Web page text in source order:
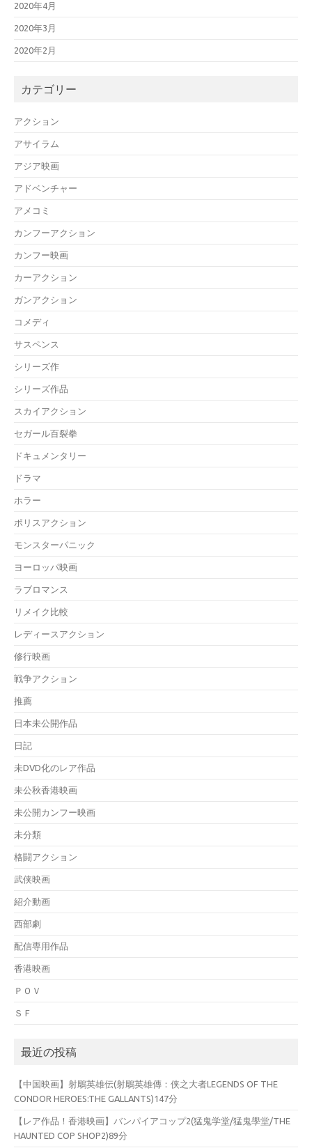
2020年4月
2020年3月
2020年2月
カテゴリー
アクション
アサイラム
アジア映画
アドベンチャー
アメコミ
カンフーアクション
カンフー映画
カーアクション
ガンアクション
コメディ
サスペンス
シリーズ作
シリーズ作品
スカイアクション
セガール百裂拳
ドキュメンタリー
ドラマ
ホラー
ポリスアクション
モンスターパニック
ヨーロッパ映画
ラブロマンス
リメイク比較
レディースアクション
修行映画
戦争アクション
推薦
日本未公開作品
日記
未DVD化のレア作品
未公秋香港映画
未公開カンフー映画
未分類
格闘アクション
武侠映画
紹介動画
西部劇
配信専用作品
香港映画
ＰＯＶ
ＳＦ
最近の投稿
【中国映画】射鵰英雄伝(射鵰英雄傳：侠之大者LEGENDS OF THE
CONDOR HEROES:THE GALLANTS)147分
【レア作品！香港映画】バンパイアコップ2(猛鬼学堂/猛鬼學堂/THE
HAUNTED COP SHOP2)89分